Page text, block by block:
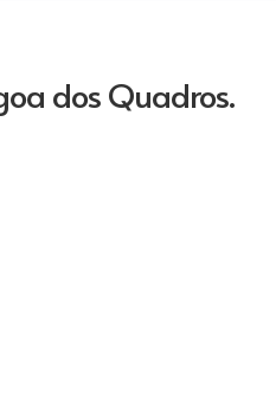
dos Quadros.